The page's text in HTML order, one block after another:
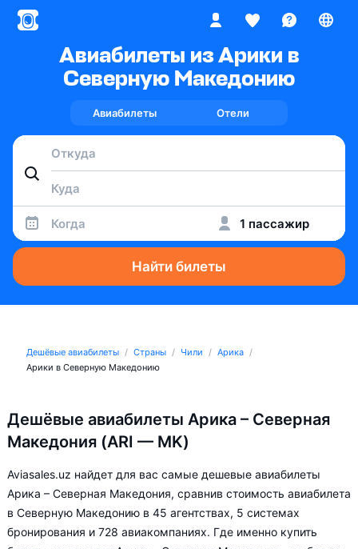
Авиабилеты из Арики в
Северную Македонию
Авиабилеты Отели
Когда 1 пассажир
Найти билеты
Дешёвые авиабилеты Страны Чили
Арика
Арики в Северную Македонию
Дешёвые авиабилеты Арика – Северная
Македония (ARI — MK)
Aviasales.uz найдет для вас самые дешевые авиабилеты
Арика – Северная Македония, сравнив стоимость авиабилета
в Северную Македонию в 45 агентствах, 5 системах
бронирования и 728 авиакомпаниях. Где именно купить